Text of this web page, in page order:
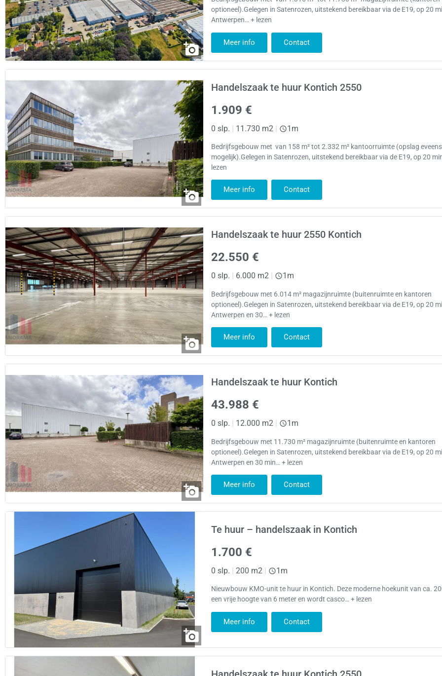
optioneel).Gelegen in Satenrozen, uitstekend bereikbaar via de E19, op 20
Antwerpen… + lezen
Meer info Contact
Handelszaak te huur Kontich 2550
1.909 €
0 slp. | 11.730 m2 | 1m
Bedrijfsgebouw met van 158 m² tot 2.332 m² kantoorruimte (opslag eveens
mogelijk).Gelegen in Satenrozen, uitstekend bereikbaar via de E19, op 20
lezen
Meer info Contact
Handelszaak te huur 2550 Kontich
22.550 €
0 slp. 6.000 m2 1m
Bedrijfsgebouw met 6.014 m² magazijnruimte (buitenruimte en kantoren
optioneel).Gelegen in Satenrozen, uitstekend bereikbaar via de E19, op 20
Antwerpen en 30… + lezen
Meer info Contact
Handelszaak te huur Kontich
43.988 €
0 slp. 12.000 m2 1m
Bedrijfsgebouw met 11.730 m² magazijnruimte (buitenruimte en kantoren
optioneel).Gelegen in Satenrozen, uitstekend bereikbaar via de E19, op 20
Antwerpen en 30 min… + lezen
Meer info Contact
Te huur – handelszaak in Kontich
1.700 €
0 slp. | 200 m2 | 1m
Nieuwbouw KMO-unit te huur in Kontich. Deze moderne hoekunit van ca.
een vrije hoogte van 6 meter en wordt casco… + lezen
Meer info Contact